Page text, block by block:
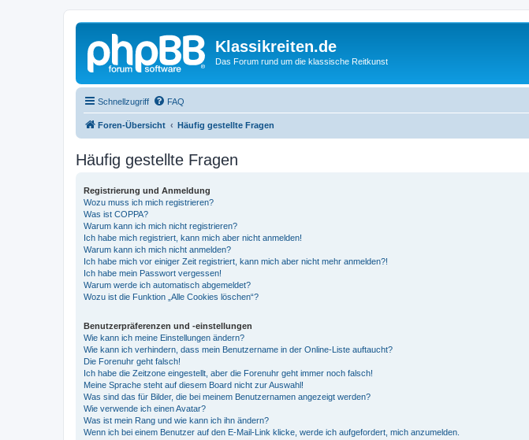
Klassikreiten.de
Das Forum rund um die klassische Reitkunst
Schnellzugriff FAQ
Foren-Übersicht Häufig gestellte Fragen
Häufig gestellte Fragen
Registrierung und Anmeldung
Wozu muss ich mich registrieren?
Was ist COPPA?
Warum kann ich mich nicht registrieren?
Ich habe mich registriert, kann mich aber nicht anmelden!
Warum kann ich mich nicht anmelden?
Ich habe mich vor einiger Zeit registriert, kann mich aber nicht mehr anmelden?!
Ich habe mein Passwort vergessen!
Warum werde ich automatisch abgemeldet?
Wozu ist die Funktion „Alle Cookies löschen“?
Benutzerpräferenzen und -einstellungen
Wie kann ich meine Einstellungen ändern?
Wie kann ich verhindern, dass mein Benutzername in der Online-Liste auftaucht?
Die Forenuhr geht falsch!
Ich habe die Zeitzone eingestellt, aber die Forenuhr geht immer noch falsch!
Meine Sprache steht auf diesem Board nicht zur Auswahl!
Was sind das für Bilder, die bei meinem Benutzernamen angezeigt werden?
Wie verwende ich einen Avatar?
Was ist mein Rang und wie kann ich ihn ändern?
Wenn ich bei einem Benutzer auf den E-Mail-Link klicke, werde ich aufgefordert, mich anzumelden.